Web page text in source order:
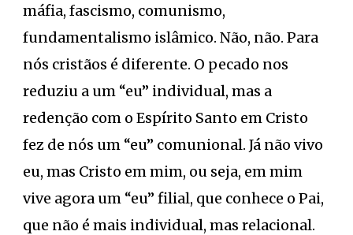
máfia, fascismo, comunismo,
fundamentalismo islâmico. Não, não. Para
nós cristãos é diferente. O pecado nos
reduziu a um “eu” individual, mas a
redenção com o Espírito Santo em Cristo
fez de nós um “eu” comunional. Já não vivo
eu, mas Cristo em mim, ou seja, em mim
vive agora um “eu” filial, que conhece o Pai,
que não é mais individual, mas relacional.